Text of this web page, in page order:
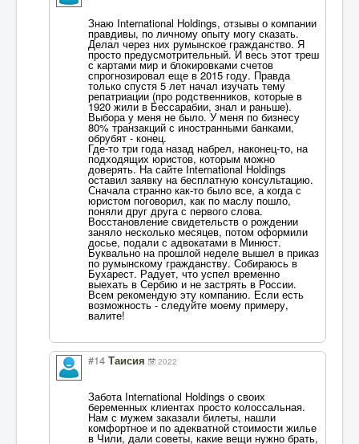
Знаю International Holdings, отзывы о компании
правдивы, по личному опыту могу сказать.
Делал через них румынское гражданство. Я
просто предусмотрительный. И весь этот треш
с картами мир и блокировками счетов
спрогнозировал еще в 2015 году. Правда
только спустя 5 лет начал изучать тему
репатриации (про родственников, которые в
1920 жили в Бессарабии, знал и раньше).
Выбора у меня не было. У меня по бизнесу
80% транзакций с иностранными банками,
обрубят - конец.
Где-то три года назад набрел, наконец-то, на
подходящих юристов, которым можно
доверять. На сайте International Holdings
оставил заявку на бесплатную консультацию.
Сначала странно как-то было все, а когда с
юристом поговорил, как по маслу пошло,
поняли друг друга с первого слова.
Восстановление свидетельств о рождении
заняло несколько месяцев, потом оформили
досье, подали с адвокатами в Минюст.
Буквально на прошлой неделе вышел в приказ
по румынскому гражданству. Собираюсь в
Бухарест. Радует, что успел временно
выехать в Сербию и не застрять в России.
Всем рекомендую эту компанию. Если есть
возможность - следуйте моему примеру,
валите!
#14 Таисия 2022
Забота International Holdings о своих
беременных клиентах просто колоссальная.
Нам с мужем заказали билеты, нашли
комфортное и по адекватной стоимости жилье
в Чили, дали советы, какие вещи нужно брать,